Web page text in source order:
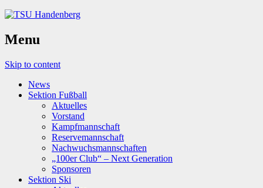
Menu
Skip to content
News
Sektion Fußball
Aktuelles
Vorstand
Kampfmannschaft
Reservemannschaft
Nachwuchsmannschaften
„100er Club“ – Next Generation
Sponsoren
Sektion Ski